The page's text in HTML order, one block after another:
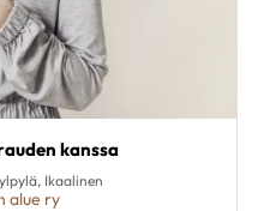
kanssa
Ikaalinen
alue ry